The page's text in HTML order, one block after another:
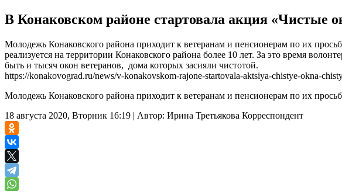
В Конаковском районе стартовала акция «Чистые
Молодежь Конаковского района приходит к ветеранам и пенсионерам по их
реализуется на территории Конаковского района более 10 лет. За это время
быть и тысяч окон ветеранов, дома которых засияли чистотой.
https://konakovograd.ru/news/v-konakovskom-rajone-startovala-aktsiya-chistye-okna-
Молодежь Конаковского района приходит к ветеранам и пенсионерам по их
18 августа 2020, Вторник 16:19 | Автор: Ирина Третьякова Корреспондент